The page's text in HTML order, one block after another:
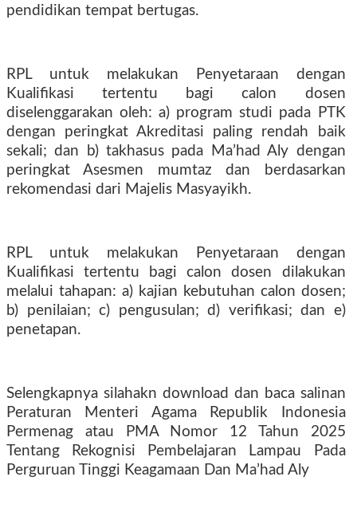
pendidikan tempat bertugas.
RPL untuk melakukan Penyetaraan dengan
Kualifikasi tertentu bagi calon dosen
diselenggarakan oleh: a) program studi pada PTK
dengan peringkat Akreditasi paling rendah baik
sekali; dan b) takhasus pada Ma’had Aly dengan
peringkat Asesmen mumtaz dan berdasarkan
rekomendasi dari Majelis Masyayikh.
RPL untuk melakukan Penyetaraan dengan
Kualifikasi tertentu bagi calon dosen dilakukan
melalui tahapan: a) kajian kebutuhan calon dosen;
b) penilaian; c) pengusulan; d) verifikasi; dan e)
penetapan.
Selengkapnya silahakn download dan baca salinan
Peraturan Menteri Agama Republik Indonesia
Permenag atau PMA Nomor 12 Tahun 2025
Tentang Rekognisi Pembelajaran Lampau Pada
Perguruan Tinggi Keagamaan Dan Ma’had Aly